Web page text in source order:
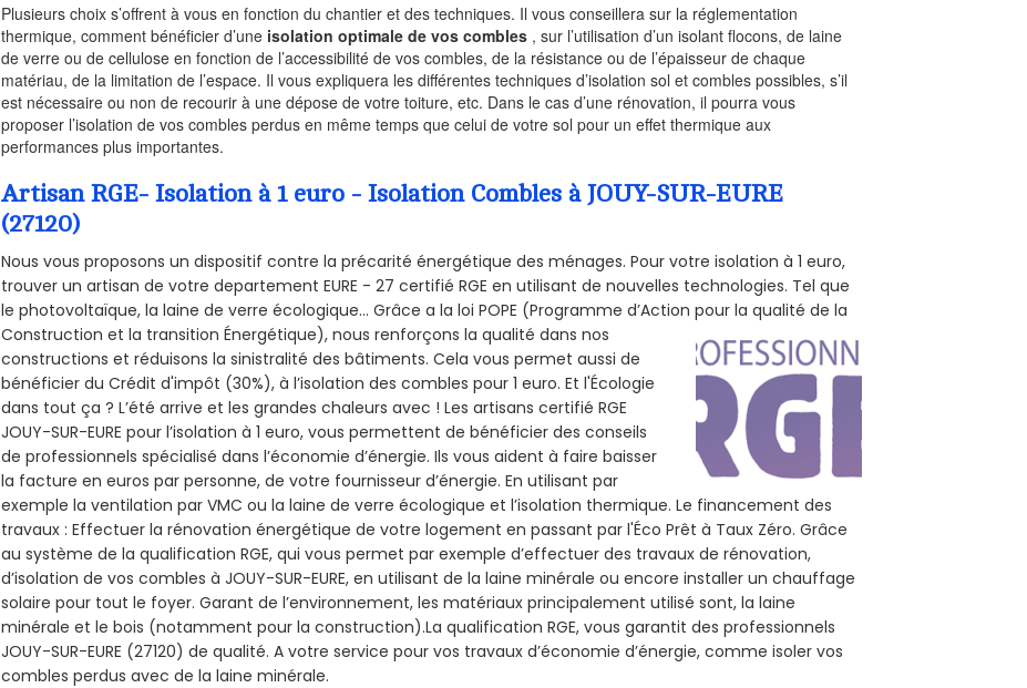
Plusieurs choix s’offrent à vous en fonction du chantier et des techniques. Il vous conseillera sur la réglementation
thermique, comment bénéficier d’une isolation optimale de vos combles , sur l’utilisation d’un isolant flocons, de laine
de verre ou de cellulose en fonction de l’accessibilité de vos combles, de la résistance ou de l’épaisseur de chaque
matériau, de la limitation de l’espace. Il vous expliquera les différentes techniques d’isolation sol et combles possibles, s’il
est nécessaire ou non de recourir à une dépose de votre toiture, etc. Dans le cas d’une rénovation, il pourra vous
proposer l’isolation de vos combles perdus en même temps que celui de votre sol pour un effet thermique aux
performances plus importantes.
Artisan RGE- Isolation à 1 euro - Isolation Combles à JOUY-SUR-EURE
(27120)
Nous vous proposons un dispositif contre la précarité énergétique des ménages. Pour votre isolation à 1 euro,
trouver un artisan de votre departement EURE - 27 certifié RGE en utilisant de nouvelles technologies. Tel que
le photovoltaïque, la laine de verre écologique... Grâce a la loi POPE (Programme d’Action pour la qualité de la
Construction et la transition Énergétique), nous renforçons la qualité dans nos
constructions et réduisons la sinistralité des bâtiments. Cela vous permet aussi de
bénéficier du Crédit d'impôt (30%), à l’isolation des combles pour 1 euro. Et l'Écologie
dans tout ça ? L’été arrive et les grandes chaleurs avec ! Les artisans certifié RGE
JOUY-SUR-EURE pour l’isolation à 1 euro, vous permettent de bénéficier des conseils
de professionnels spécialisé dans l’économie d’énergie. Ils vous aident à faire baisser
la facture en euros par personne, de votre fournisseur d’énergie. En utilisant par
exemple la ventilation par VMC ou la laine de verre écologique et l’isolation thermique. Le financement des
travaux : Effectuer la rénovation énergétique de votre logement en passant par l'Éco Prêt à Taux Zéro. Grâce
au système de la qualification RGE, qui vous permet par exemple d’effectuer des travaux de rénovation,
d’isolation de vos combles à JOUY-SUR-EURE, en utilisant de la laine minérale ou encore installer un chauffage
solaire pour tout le foyer. Garant de l’environnement, les matériaux principalement utilisé sont, la laine
minérale et le bois (notamment pour la construction).La qualification RGE, vous garantit des professionnels
JOUY-SUR-EURE (27120) de qualité. A votre service pour vos travaux d’économie d’énergie, comme isoler vos
combles perdus avec de la laine minérale.